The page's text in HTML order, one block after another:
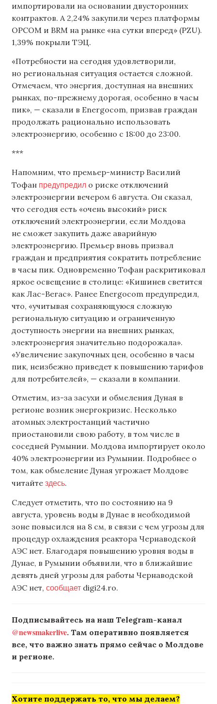
импортировали на основании двусторонних
контрактов. А 2,24% закупили через платформы
OPCOM и BRM на рынке «на сутки вперед» (PZU).
1,39% покрыли ТЭЦ.
«Потребности на сегодня удовлетворили,
но региональная ситуация остается сложной.
Отмечаем, что энергия, доступная на внешних
рынках, по-прежнему дорогая, особенно в часы
пик», — сказали в Energocom, призвав граждан
продолжать рационально использовать
электроэнергию, особенно с 18:00 до 23:00.
***
Напомним, что премьер-министр Василий
Тофан предупредил о риске отключений
электроэнергии вечером 6 августа. Он сказал,
что сегодня есть «очень высокий» риск
отключений электроэнергии, если Молдова
не сможет закупить даже аварийную
электроэнергию. Премьер вновь призвал
граждан и предприятия сократить потребление
в часы пик. Одновременно Тофан раскритиковал
яркое освещение в столице: «Кишинев светится
как Лас-Вегас». Ранее Energocom предупредил,
что, «учитывая сохраняющуюся сложную
региональную ситуацию и ограниченную
доступность энергии на внешних рынках,
электроэнергия значительно подорожала».
«Увеличение закупочных цен, особенно в часы
пик, неизбежно приведет к повышению тарифов
для потребителей», — сказали в компании.
Отметим, из-за засухи и обмеления Дуная в
регионе возник энергокризис. Несколько
атомных электростанций частично
приостановили свою работу, в том числе в
соседней Румынии. Молдова импортирует около
40% электроэнергии из Румынии. Подробнее о
том, как обмеление Дуная угрожает Молдове
читайте здесь.
Следует отметить, что по состоянию на 9
августа, уровень воды в Дунае в необходимой
зоне повысился на 8 см, в связи с чем угрозы для
процедур охлаждения реактора Чернаводской
АЭС нет. Благодаря повышению уровня воды в
Дунае, в Румынии объявили, что в ближайшие
девять дней угрозы для работы Чернаводской
АЭС нет, сообщает digi24.ro.
Подписывайтесь на наш Telegram-канал
@newsmakerlive. Там оперативно появляется
все, что важно знать прямо сейчас о Молдове
и регионе.
Хотите поддержать то, что мы делаем?